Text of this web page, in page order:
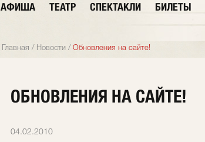
АФИША ТЕАТР СПЕКТАКЛИ БИЛЕТЫ
Главная / Новости / Обновления на сайте!
ОБНОВЛЕНИЯ НА САЙТЕ!
04.02.2010